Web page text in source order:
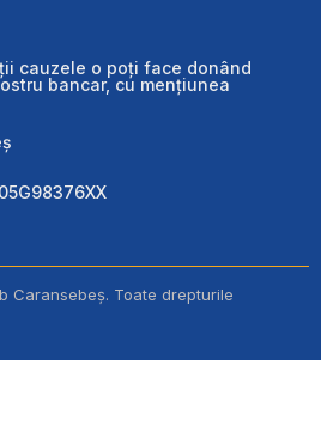
cauzele o poți face donând
bancar, cu mențiunea
Caransebeș. Toate drepturile